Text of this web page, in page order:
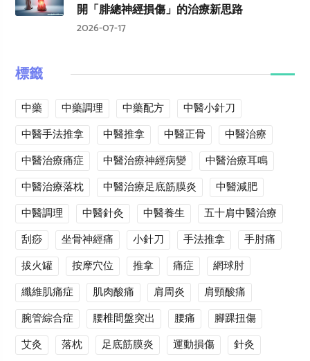
開「腓總神經損傷」的治療新思路
2026-07-17
標籤
中藥 中藥調理 中藥配方
中醫小針刀
中醫手法推拿
中醫推拿 中醫正骨
中醫治療
中醫治療痛症
中醫治療神經病變
中醫治療耳鳴
中醫治療落枕
中醫治療足底筋膜炎
中醫減肥
中醫調理
中醫針灸 中醫養生
五十肩中醫治療
刮痧
坐骨神經痛 小針刀 手法推拿
手肘痛
拔火罐
按摩穴位 推拿 痛症
網球肘
纖維肌痛症
肌肉酸痛 肩周炎
肩頸酸痛
腕管綜合症
腰椎間盤突出 腰痛
腳踝扭傷
艾灸
落枕 足底筋膜炎 運動損傷
針灸